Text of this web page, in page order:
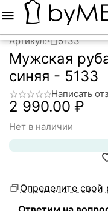
Артикул: 5133
Мужская
синяя - 5133
Написать
2 990.00 ₽
Нет в наличии
Определите свой
Меню Корзина